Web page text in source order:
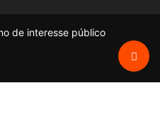
de interesse público